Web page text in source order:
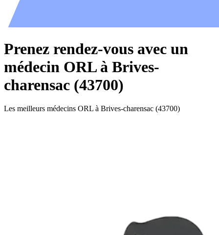
Prenez rendez-vous avec un
médecin ORL à Brives-
charensac (43700)
Les meilleurs médecins ORL à Brives-charensac (43700)